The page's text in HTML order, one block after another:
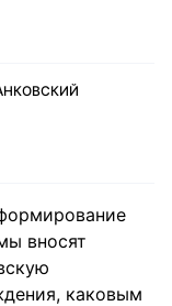
вносят
каковым